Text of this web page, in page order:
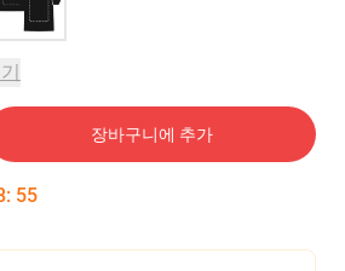
장바구니에 추가
: 54